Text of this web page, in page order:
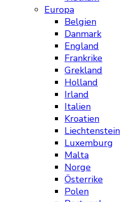
Europa
Belgien
Danmark
England
Frankrike
Grekland
Holland
Irland
Italien
Kroatien
Liechtenstein
Luxemburg
Malta
Norge
Österrike
Polen